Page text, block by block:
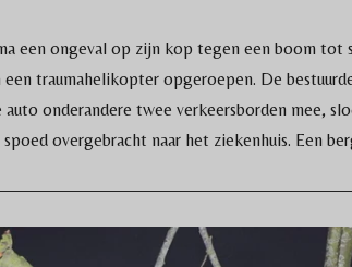
een ongeval op zijn kop tegen een boom
traumahelikopter opgeroepen. De
onderandere twee verkeersborden mee,
overgebracht naar het ziekenhuis. Een